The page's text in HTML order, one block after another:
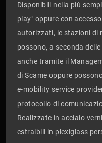
Disponibili nella più
play" oppure con
autorizzati, le stazioni di
possono, a seconda
anche tramite il
di Scame oppure
e-mobility service
protocollo di
Realizzate in acciaio
estraibili in plexiglass